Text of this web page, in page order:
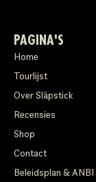
PAGINA'S
Home
Tourlijst
Over Släpstick
Recensies
Shop
Contact
Beleidsplan &